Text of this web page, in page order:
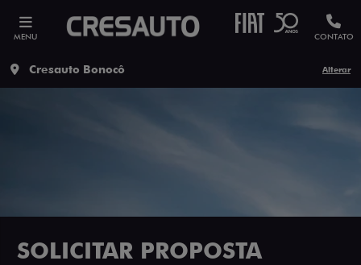
MENU CONTATO
Cresauto Bonocô Alterar
SOLICITAR PROPOSTA